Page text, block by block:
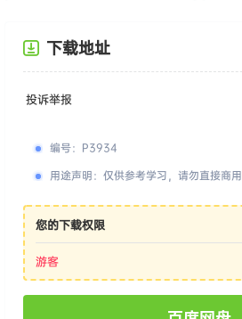
下载地址
投诉举报
编号： P3934
用途声明： 仅供参考学习，请勿直接商用
您的下载权限
游客